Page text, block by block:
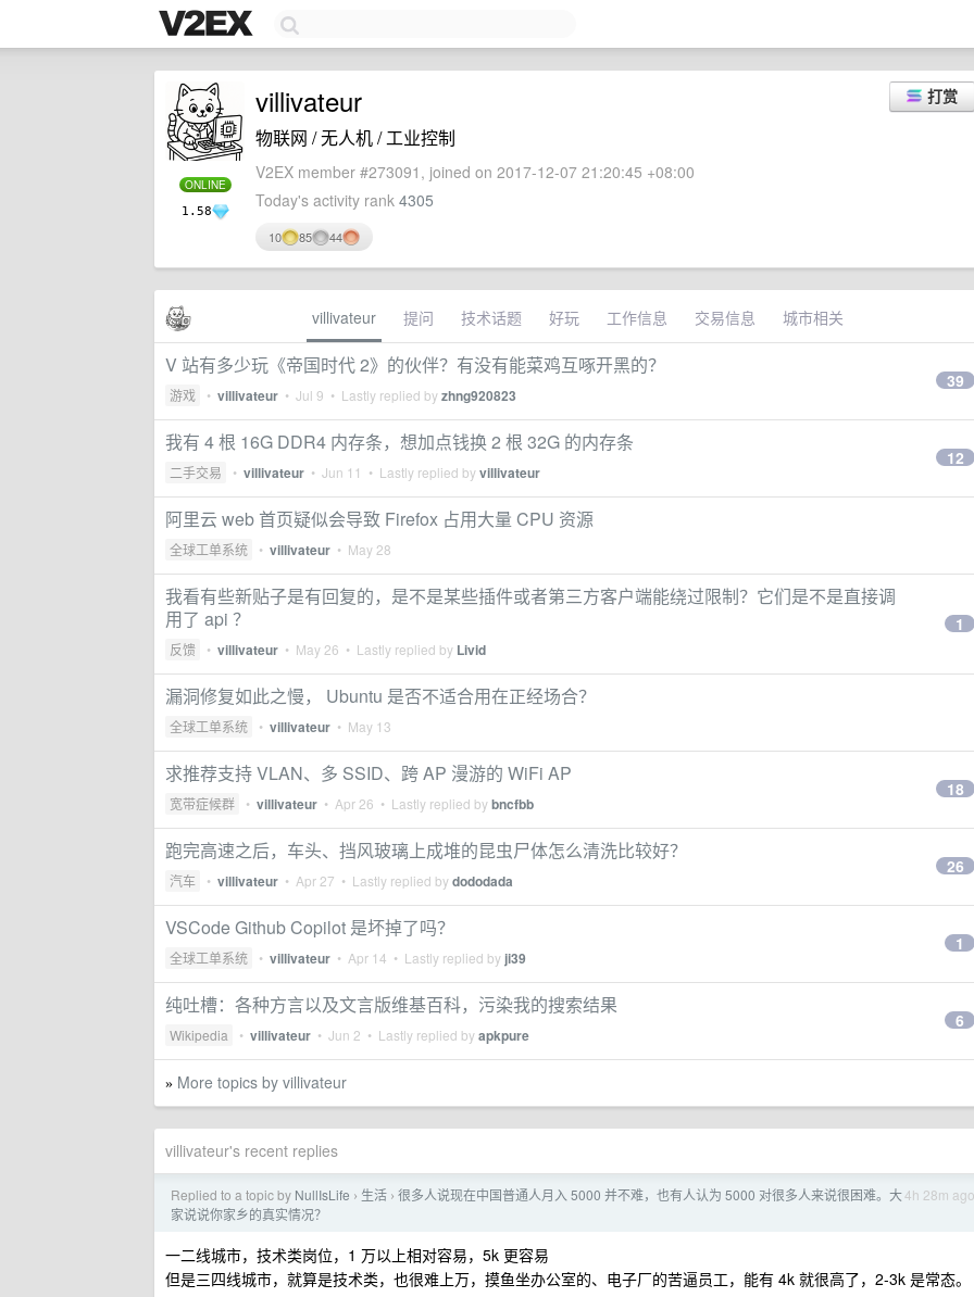
ONLINE
1.58
打赏
villivateur
物联网 / 无人机 / 工业控制
V2EX member #273091, joined on 2017-12-07 21:20:45 +08:00
Today's activity rank 4305
10 85 44
villivateur 提问 技术话题 好玩 工作信息 交易信息 城市相关
V 站有多少玩《帝国时代 2》的伙伴？有没有能菜鸡互啄开黑的？
游戏 • villivateur • Jul 9 • Lastly replied byzhng920823
39
我有 4 根 16G DDR4 内存条，想加点钱换 2 根 32G 的内存条
二手交易 • villivateur • Jun 11 • Lastly replied byvillivateur
12
阿里云 web 首页疑似会导致 Firefox 占用大量 CPU 资源
全球工单系统 • villivateur • May 28
我看有些新贴子是有回复的，是不是某些插件或者第三方客户端能绕过限制？它们是不是直接调
用了 api ？
反馈 • villivateur • May 26 • Lastly replied by Livid
1
漏洞修复如此之慢， Ubuntu 是否不适合用在正经场合？
全球工单系统 • villivateur • May 13
求推荐支持 VLAN、多 SSID、跨 AP 漫游的 WiFi AP
宽带症候群 • villivateur • Apr 26 • Lastly replied bybncfbb
18
跑完高速之后，车头、挡风玻璃上成堆的昆虫尸体怎么清洗比较好？
汽车 • villivateur • Apr 27 • Lastly replied bydododada
26
VSCode Github Copilot 是坏掉了吗？
全球工单系统 • villivateur • Apr 14 • Lastly replied by ji39
1
纯吐槽：各种方言以及文言版维基百科，污染我的搜索结果
Wikipedia • villivateur • Jun 2 • Lastly replied byapkpure
6
» More topics by villivateur
villivateur's recent replies
4h 28m ago
Replied to a topic by NullIsLife › 生活 › 很多人说现在中国普通人月入 5000 并不难，也有人认为 5000 对很多人来说很困难。大
家说说你家乡的真实情况？
一二线城市，技术类岗位，1 万以上相对容易，5k 更容易
但是三四线城市，就算是技术类，也很难上万，摸鱼坐办公室的、电子厂的苦逼员工，能有 4k 就很高了，2-3k 是常态。